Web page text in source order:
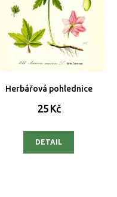
Herbářová pohlednice
25 Kč
DETAIL